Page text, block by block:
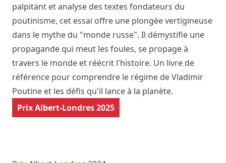
palpitant et analyse des textes fondateurs du
poutinisme, cet essai offre une plongée vertigineuse
dans le mythe du "monde russe". Il démystifie une
propagande qui meut les foules, se propage à
travers le monde et réécrit l'histoire. Un livre de
référence pour comprendre le régime de Vladimir
Poutine et les défis qu'il lance à la planète.
Prix Albert-Londres 2025